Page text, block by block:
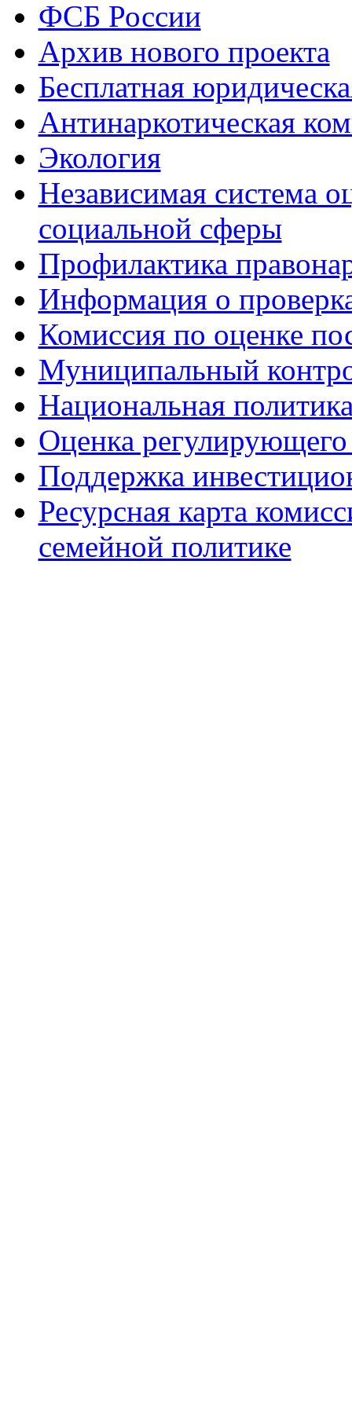
ФСБ России
Архив нового проекта
Бесплатная
Антинаркотическая
Экология
Независимая система
социальной сферы
Профилактика
Информация о
Комиссия по оценке
Муниципальный
Национальная
Оценка регулирующего
Поддержка
Ресурсная карта
семейной политике